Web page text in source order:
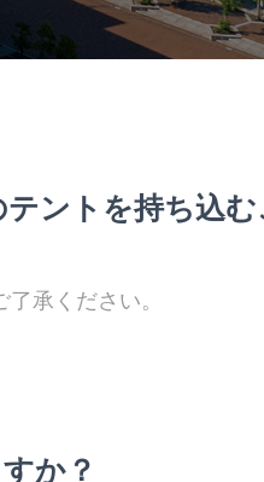
ントを持ち込む
承ください。
か？